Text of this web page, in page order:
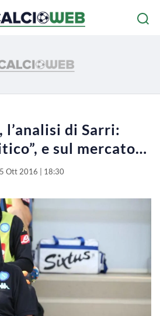
l’analisi di Sarri:
e sul mercato…
Ott 2016 | 18:30